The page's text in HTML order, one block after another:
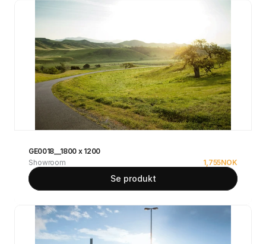
GE0018__1800 x 1200
Showroom
1,755NOK
Se produkt